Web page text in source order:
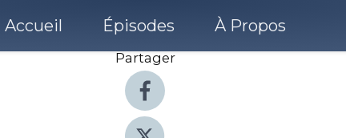
Accueil Épisodes À Propos
Partager